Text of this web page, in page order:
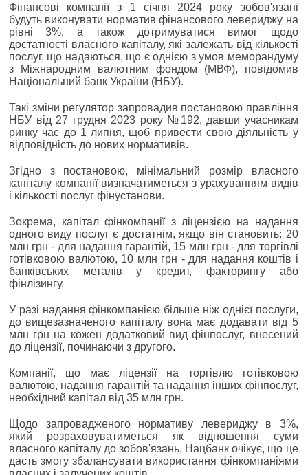
Фінансові компанії з 1 січня 2024 року зобов'язані
будуть виконувати норматив фінансового левериджу на
рівні 3%, а також дотримуватися вимог щодо
достатності власного капіталу, які залежать від кількості
послуг, що надаються, що є однією з умов меморандуму
з Міжнародним валютним фондом (МВФ), повідомив
Національний банк України (НБУ).
Такі зміни регулятор запровадив постановою правління
НБУ від 27 грудня 2023 року №192, давши учасникам
ринку час до 1 липня, щоб привести свою діяльність у
відповідність до нових нормативів.
Згідно з постановою, мінімальний розмір власного
капіталу компанії визначатиметься з урахуванням видів
і кількості послуг фінустанови.
Зокрема, капітал фінкомпанії з ліцензією на надання
одного виду послуг є достатнім, якщо він становить: 20
млн грн - для надання гарантій, 15 млн грн - для торгівлі
готівковою валютою, 10 млн грн - для надання коштів і
банківських металів у кредит, факторингу або
фінлізингу.
У разі надання фінкомпанією більше ніж однієї послуги,
до вищезазначеного капіталу вона має додавати від 5
млн грн на кожен додатковий вид фінпослуг, внесений
до ліцензії, починаючи з другого.
Компанії, що має ліцензії на торгівлю готівковою
валютою, надання гарантій та надання інших фінпослуг,
необхідний капітал від 35 млн грн.
Щодо запровадженого нормативу левериджу в 3%,
який розраховуватиметься як відношення суми
власного капіталу до зобов'язань, Нацбанк очікує, що це
дасть змогу збалансувати використання фінкомпаніями